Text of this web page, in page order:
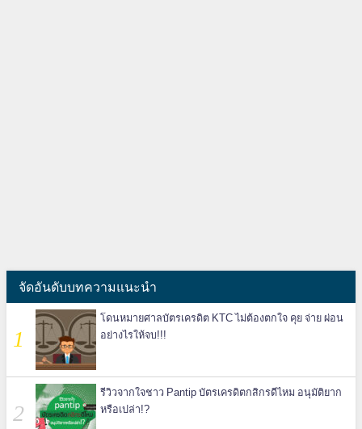
จัดอันดับบทความแนะนำ
โดนหมายศาลบัตรเครดิต KTC ไม่ต้องตกใจ คุย จ่าย ผ่อน
อย่างไรให้จบ!!!
รีวิวจากใจชาว Pantip บัตรเครดิตกสิกรดีไหม อนุมัติยาก
หรือเปล่า!?